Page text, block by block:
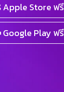
Apple Store ฟรี
Google Play ฟรี